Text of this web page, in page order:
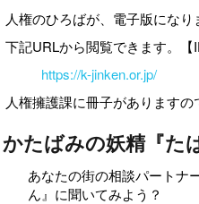
人権のひろばが、電子版になり
下記URLから閲覧できます。【
https://k-jinken.or.jp/
人権擁護課に冊子がありますの
かたばみの妖精『た
あなたの街の相談パートナ
ん』に聞いてみよう？